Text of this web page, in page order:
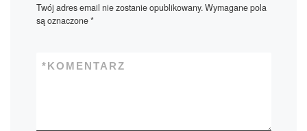
Twój adres email nie zostanie opublikowany.Wymagane pola
są oznaczone*
KOMENTARZ
*